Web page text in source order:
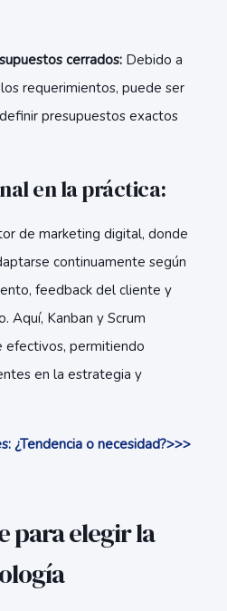
cerrados: Debido a
requerimientos, puede ser
presupuestos exactos
en la práctica:
de marketing digital, donde
continuamente según
feedback del cliente y
Aquí, Kanban y Scrum
efectivos, permitiendo
en la estrategia y
¿Tendencia o necesidad?>>>
para elegir la